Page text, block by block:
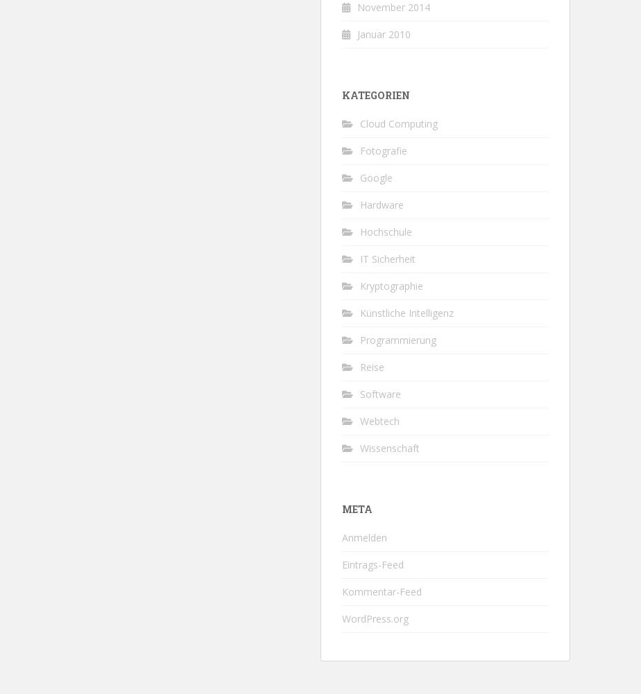
November 2014
Januar 2010
KATEGORIEN
Cloud Computing
Fotografie
Google
Hardware
Hochschule
IT Sicherheit
Kryptographie
Künstliche Intelligenz
Programmierung
Reise
Software
Webtech
Wissenschaft
META
Anmelden
Eintrags-Feed
Kommentar-Feed
WordPress.org